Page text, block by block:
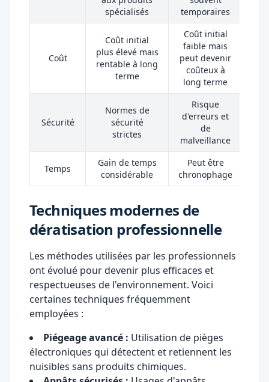
spécialisés
temporaires
Coût
Coût initial
plus élevé mais
rentable à long
terme
Coût initial
faible mais
peut devenir
coûteux à
long terme
Sécurité
Normes de
sécurité
strictes
Risque
d'erreurs et
de
malveillance
Temps
Gain de temps
considérable
Peut être
chronophage
Techniques modernes de
dératisation professionnelle
Les méthodes utilisées par les professionnels
ont évolué pour devenir plus efficaces et
respectueuses de l'environnement. Voici
certaines techniques fréquemment
employées :
Piégeage avancé : Utilisation de pièges
électroniques qui détectent et retiennent les
nuisibles sans produits chimiques.